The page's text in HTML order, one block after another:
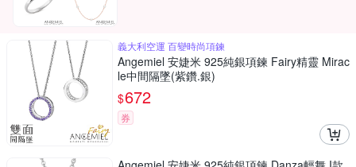
義大利空運 百變時尚項鍊
Angemiel 安婕米 925純銀項鍊 Fairy精靈 Mirac
le中間隔墜(紫鑽.銀)
$672
券